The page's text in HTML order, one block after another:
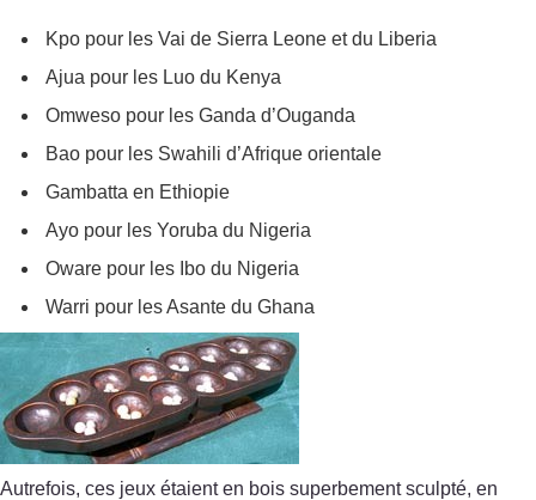
Kpo pour les Vai de Sierra Leone et du Liberia
Ajua pour les Luo du Kenya
Omweso pour les Ganda d’Ouganda
Bao pour les Swahili d’Afrique orientale
Gambatta en Ethiopie
Ayo pour les Yoruba du Nigeria
Oware pour les Ibo du Nigeria
Warri pour les Asante du Ghana
Autrefois, ces jeux étaient en bois superbement sculpté, en